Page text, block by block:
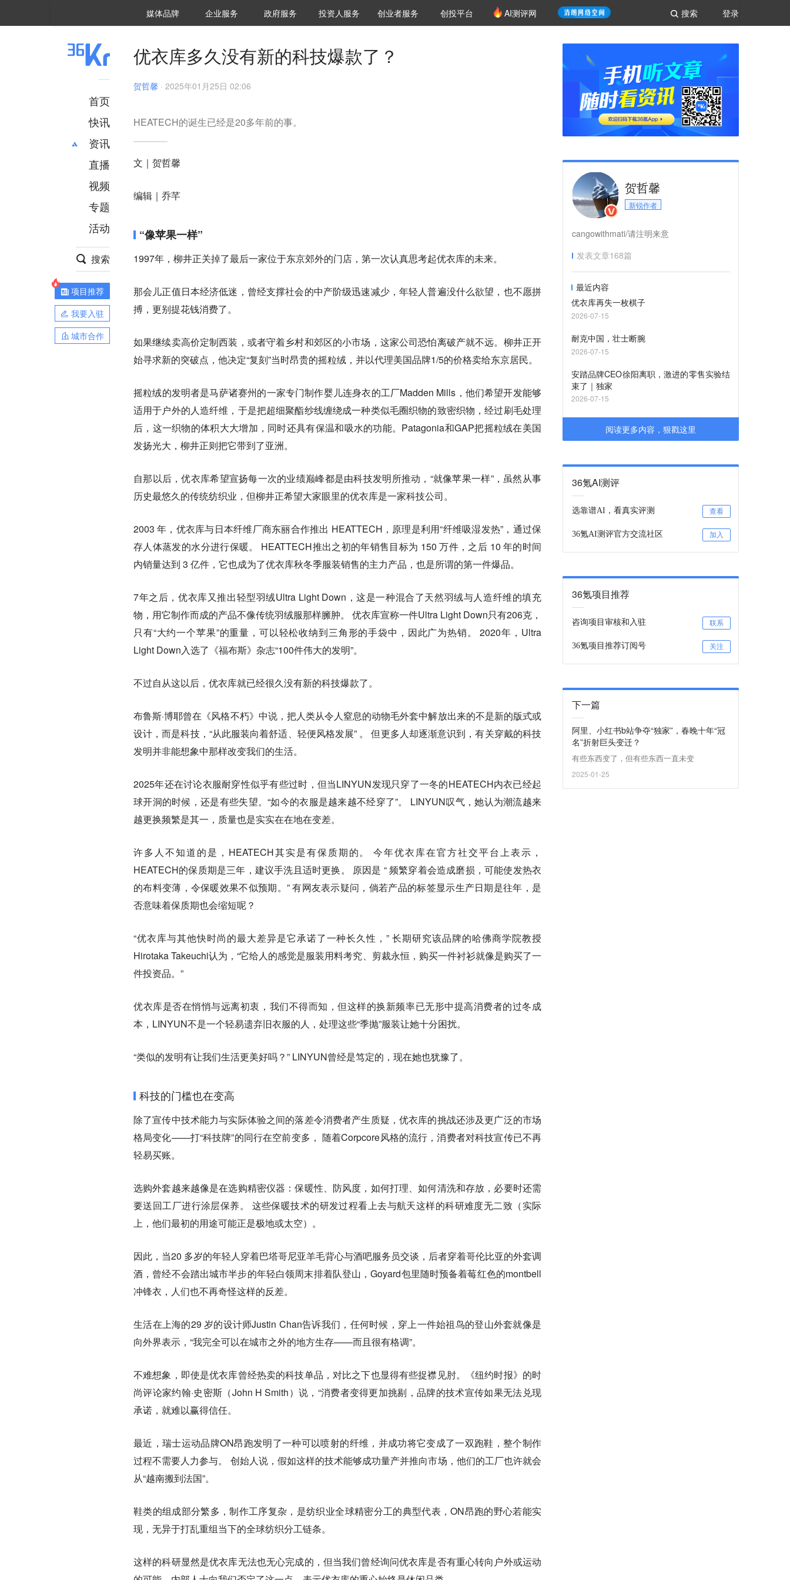
登录
搜索
媒体品牌 36Kr研究院
企业服务 城市之窗
政府服务 VClub投资机构库
投资机构职位推介
投资人服务 创投氪堂
创业者服务 创投平台 AI测评网
首页
快讯
资讯
推荐
财经
项目推荐
安徽
直播
视频
专题
活动
搜索
项目推荐
我要入驻
城市合作
优衣库多久没有新的科技爆款了？
贺哲馨 · 2025年01月25日 02:06
HEATECH的诞生已经是20多年前的事。
文｜贺哲馨
编辑｜乔芊
“像苹果一样”
1997年，柳井正关掉了最后一家位于东京郊外的门店，第一次认真思考起优衣库的未来。
那会儿正值日本经济低迷，曾经支撑社会的中产阶级迅速减少，年轻人普遍没什么欲望，也不愿拼
搏，更别提花钱消费了。
如果继续卖高价定制西装，或者守着乡村和郊区的小市场，这家公司恐怕离破产就不远。柳井正开
始寻求新的突破点，他决定“复刻”当时昂贵的摇粒绒，并以代理美国品牌1/5的价格卖给东京居民。
摇粒绒的发明者是马萨诸赛州的一家专门制作婴儿连身衣的工厂Madden Mills，他们希望开发能够
适用于户外的人造纤维，于是把超细聚酯纱线缠绕成一种类似毛圈织物的致密织物，经过刷毛处理
后，这一织物的体积大大增加，同时还具有保温和吸水的功能。Patagonia和GAP把摇粒绒在美国
发扬光大，柳井正则把它带到了亚洲。
自那以后，优衣库希望宣扬每一次的业绩巅峰都是由科技发明所推动，“就像苹果一样”，虽然从事
历史最悠久的传统纺织业，但柳井正希望大家眼里的优衣库是一家科技公司。
2003 年，优衣库与日本纤维厂商东丽合作推出 HEATTECH，原理是利用“纤维吸湿发热”，通过保
存人体蒸发的水分进行保暖。 HEATTECH推出之初的年销售目标为 150 万件，之后 10 年的时间
内销量达到 3 亿件，它也成为了优衣库秋冬季服装销售的主力产品，也是所谓的第一件爆品。
7年之后，优衣库又推出轻型羽绒Ultra Light Down，这是一种混合了天然羽绒与人造纤维的填充
物，用它制作而成的产品不像传统羽绒服那样臃肿。 优衣库宣称一件Ultra Light Down只有206克，
只有“大约一个苹果”的重量，可以轻松收纳到三角形的手袋中，因此广为热销。 2020年，Ultra
Light Down入选了《福布斯》杂志“100件伟大的发明”。
不过自从这以后，优衣库就已经很久没有新的科技爆款了。
布鲁斯·博耶曾在《风格不朽》中说，把人类从令人窒息的动物毛外套中解放出来的不是新的版式或
设计，而是科技，“从此服装向着舒适、轻便风格发展” 。 但更多人却逐渐意识到，有关穿戴的科技
发明并非能想象中那样改变我们的生活。
2025年还在讨论衣服耐穿性似乎有些过时，但当LINYUN发现只穿了一冬的HEATECH内衣已经起
球开洞的时候，还是有些失望。“如今的衣服是越来越不经穿了”。 LINYUN叹气，她认为潮流越来
越更换频繁是其一，质量也是实实在在地在变差。
许多人不知道的是，HEATECH其实是有保质期的。 今年优衣库在官方社交平台上表示，
HEATECH的保质期是三年，建议手洗且适时更换。 原因是 “ 频繁穿着会造成磨损，可能使发热衣
的布料变薄，令保暖效果不似预期。” 有网友表示疑问，倘若产品的标签显示生产日期是往年，是
否意味着保质期也会缩短呢？
“优衣库与其他快时尚的最大差异是它承诺了一种长久性，” 长期研究该品牌的哈佛商学院教授
Hirotaka Takeuchi认为，“它给人的感觉是服装用料考究、剪裁永恒，购买一件衬衫就像是购买了一
件投资品。”
优衣库是否在悄悄与远离初衷，我们不得而知，但这样的换新频率已无形中提高消费者的过冬成
本，LINYUN不是一个轻易遗弃旧衣服的人，处理这些“季抛”服装让她十分困扰。
“类似的发明有让我们生活更美好吗？” LINYUN曾经是笃定的，现在她也犹豫了。
科技的门槛也在变高
除了宣传中技术能力与实际体验之间的落差令消费者产生质疑，优衣库的挑战还涉及更广泛的市场
格局变化——打“科技牌”的同行在空前变多， 随着Corpcore风格的流行，消费者对科技宣传已不再
轻易买账。
选购外套越来越像是在选购精密仪器：保暖性、防风度，如何打理、如何清洗和存放，必要时还需
要送回工厂进行涂层保养。 这些保暖技术的研发过程看上去与航天这样的科研难度无二致（实际
上，他们最初的用途可能正是极地或太空）。
因此，当20 多岁的年轻人穿着巴塔哥尼亚羊毛背心与酒吧服务员交谈，后者穿着哥伦比亚的外套调
酒，曾经不会踏出城市半步的年轻白领周末排着队登山，Goyard包里随时预备着莓红色的montbell
冲锋衣，人们也不再奇怪这样的反差。
生活在上海的29 岁的设计师Justin Chan告诉我们，任何时候，穿上一件始祖鸟的登山外套就像是
向外界表示，“我完全可以在城市之外的地方生存——而且很有格调”。
不难想象，即使是优衣库曾经热卖的科技单品，对比之下也显得有些捉襟见肘。《纽约时报》的时
尚评论家约翰·史密斯（John H Smith）说，“消费者变得更加挑剔，品牌的技术宣传如果无法兑现
承诺，就难以赢得信任。
最近，瑞士运动品牌ON昂跑发明了一种可以喷射的纤维，并成功将它变成了一双跑鞋，整个制作
过程不需要人力参与。 创始人说，假如这样的技术能够成功量产并推向市场，他们的工厂也许就会
从“越南搬到法国”。
鞋类的组成部分繁多，制作工序复杂，是纺织业全球精密分工的典型代表，ON昂跑的野心若能实
现，无异于打乱重组当下的全球纺织分工链条。
这样的科研显然是优衣库无法也无心完成的，但当我们曾经询问优衣库是否有重心转向户外或运动
贺哲馨
新锐作者
cangowithmati/请注明来意
发表文章168篇
最近内容
优衣库再失一枚棋子
2026-07-15
耐克中国，壮士断腕
2026-07-15
安踏品牌CEO徐阳离职，激进的零售实验结
束了｜独家
2026-07-15
阅读更多内容，狠戳这里
36氪AI测评
选靠谱AI，看真实评测 查看
36氪AI测评官方交流社区 加入
36氪项目推荐
咨询项目审核和入驻 联系
36氪项目推荐订阅号 关注
下一篇
阿里、小红书b站争夺“独家”，春晚十年“冠
名”折射巨头变迁？
有些东西变了，但有些东西一直未变
2025-01-25